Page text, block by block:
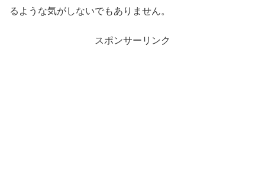
るような気がしないでもありません。
スポンサーリンク